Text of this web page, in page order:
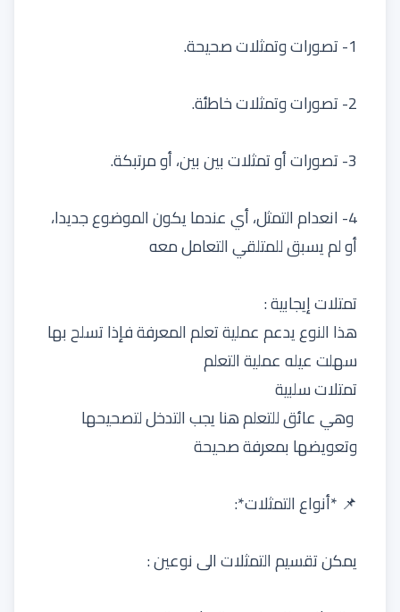
1- تصورات وتمثلات صحيحة.
2- تصورات وتمثلات خاطئة.
3- تصورات أو تمثلات بين بين، أو مرتبكة.
4- انعدام التمثل، أي عندما يكون الموضوع جديدا،
أو لم يسبق للمتلقي التعامل معه
تمتلات إيجابية :
هذا النوع يدعم عملية تعلم المعرفة فإذا تسلح بها
سهلت عيله عملية التعلم
تمتلات سلبية
وهي عائق للتعلم هنا يجب التدخل لتصحيحها
وتعويضها بمعرفة صحيحة
📌 *أنواع التمثلات*:
يمكن تقسيم التمثلات الى نوعين :